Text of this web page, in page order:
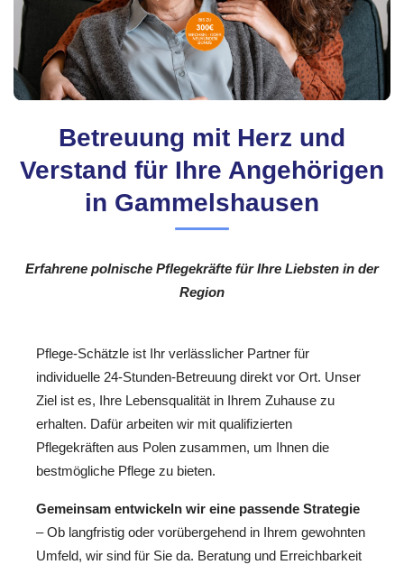
Betreuung mit Herz und
Verstand für Ihre Angehörigen
in Gammelshausen
Erfahrene polnische Pflegekräfte für Ihre Liebsten in der
Region
Pflege-Schätzle ist Ihr verlässlicher Partner für
individuelle 24-Stunden-Betreuung direkt vor Ort. Unser
Ziel ist es, Ihre Lebensqualität in Ihrem Zuhause zu
erhalten. Dafür arbeiten wir mit qualifizierten
Pflegekräften aus Polen zusammen, um Ihnen die
bestmögliche Pflege zu bieten.
Gemeinsam entwickeln wir eine passende Strategie
– Ob langfristig oder vorübergehend in Ihrem gewohnten
Umfeld, wir sind für Sie da. Beratung und Erreichbarkeit